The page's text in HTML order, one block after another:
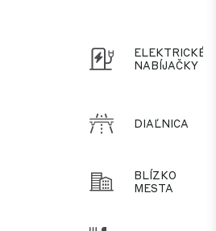
ELEKTRICKÉ
NABÍJAČKY
DIAĽNICA
BLÍZKO
MESTA